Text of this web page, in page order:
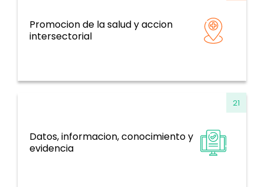
Promocion de la salud y accion
intersectorial
Determinantes de la salud y temas
Datos, informacion, conocimiento y
evidencia
21
Sistemas de información, evidencia e